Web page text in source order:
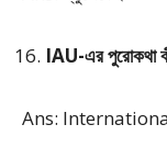
IAU-এর পুরোকথা
Ans: